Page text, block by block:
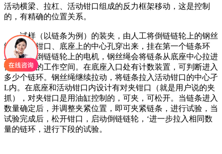
活动横梁、拉杠、活动钳口组成的反力框架移动，这是控制
的，有精确的位置关系。
试样（以链条为例）的装夹，由人工将倒链链轮上的钢丝
绳从活动钳口、底座上的中心孔穿出来，挂在第一个链条环
上，启动倒链链轮上的电机，钢丝绳会将链条从底座中心拉进
倒试验机的工作空间。在底座入口处有计数装置，可判断进入
多少个链环。钢丝绳继续拉动，将链条拉入活动钳口的中心孑
L内。在底座和活动钳口内设计有对夹钳口（就是用户说的夹
抓），对夹钳口是用油缸控制的，可夹，可松开。当链条进入
数量确定后，并调整夹紧位置，即可夹紧链条，进行试验，当
试验完成后，松开钳口，启动倒链链轮，‘进一步拉入相同数
量的链环，进行下段的试验。